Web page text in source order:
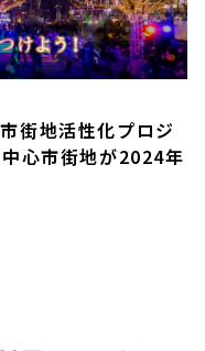
街地活性化プロジ
心市街地が2024年